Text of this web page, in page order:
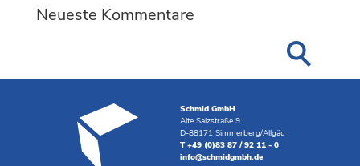
Neueste Kommentare
Schmid GmbH
Alte Salzstraße 9
D-88171 Simmerberg/Allgäu
T +49 (0)83 87 / 92 11 - 0
info@schmidgmbh.de